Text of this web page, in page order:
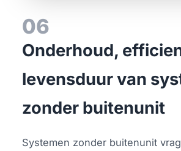
06
Onderhoud,
levensduur van
zonder buitenunit
Systemen zonder buitenunit